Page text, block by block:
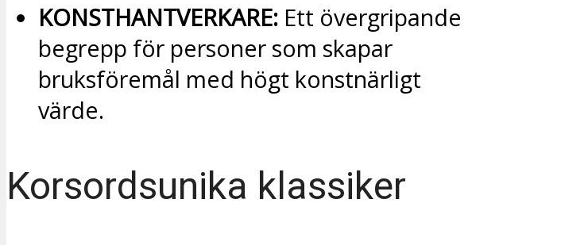
KONSTHANTVERKARE: Ett övergripande
begrepp för personer som skapar
bruksföremål med högt konstnärligt
värde.
Korsordsunika klassiker